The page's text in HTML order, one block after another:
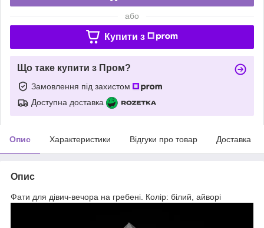
або
Купити з
Що таке купити з Пром?
Замовлення під захистом
Доступна доставка
Опис Характеристики Відгуки про товар Доставка
Опис
Фати для дівич-вечора на гребені. Колір: білий, айворі